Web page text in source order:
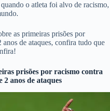
o atleta foi alvo de racismo,
as primeiras prisões por
de ataques, confira tudo que
prisões por racismo contra
2 anos de ataques